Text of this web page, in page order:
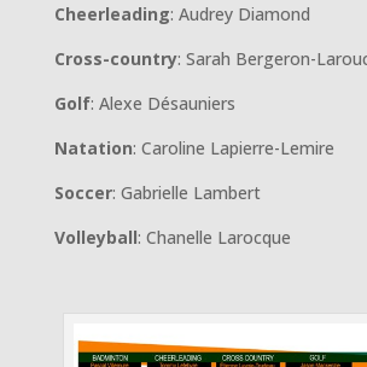
Cheerleading: Audrey Diamond
Cross-country: Sarah Bergeron-
Golf: Alexe Désauniers
Natation: Caroline Lapierre-Lemire
Soccer: Gabrielle Lambert
Volleyball: Chanelle Larocque